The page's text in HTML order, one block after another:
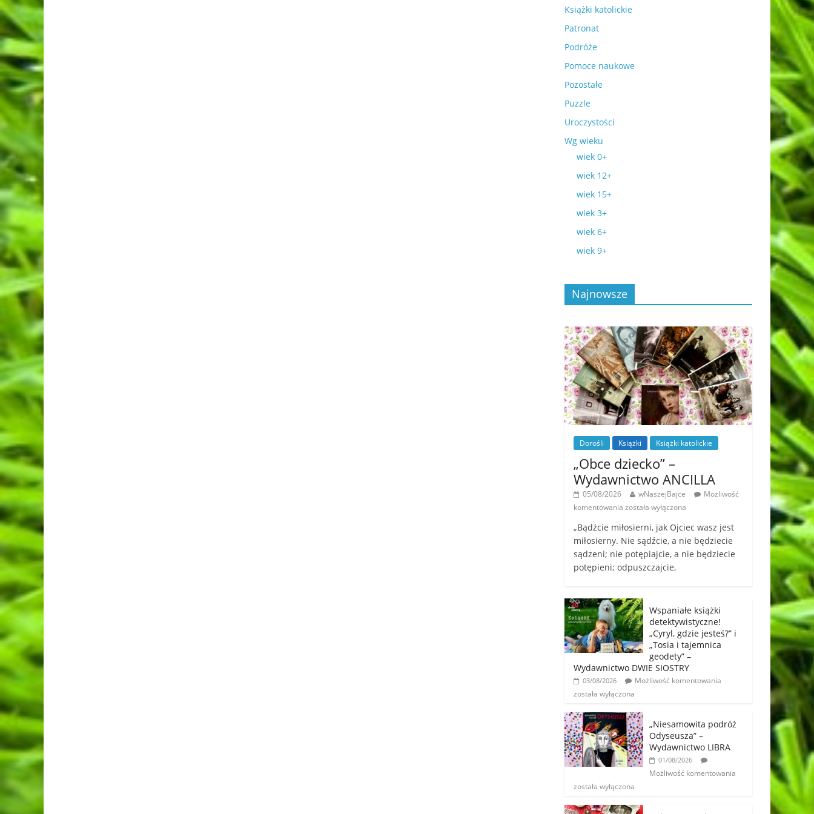
Książki katolickie
Patronat
Podróże
Pomoce naukowe
Pozostałe
Puzzle
Uroczystości
Wg wieku
wiek 0+
wiek 12+
wiek 15+
wiek 3+
wiek 6+
wiek 9+
Najnowsze
Dorośli Książki Książki katolickie
„Obce dziecko” –
Wydawnictwo ANCILLA
05/08/2026 wNaszejBajce
Możliwość
komentowania została wyłączona
„Bądźcie miłosierni, jak Ojciec wasz jest
miłosierny. Nie sądźcie, a nie będziecie
sądzeni; nie potępiajcie, a nie będziecie
potępieni; odpuszczajcie,
Wspaniałe książki
detektywistyczne!
„Cyryl, gdzie jesteś?” i
„Tosia i tajemnica
geodety” –
Wydawnictwo DWIE SIOSTRY
03/08/2026
Możliwość komentowania
została wyłączona
„Niesamowita podróż
Odyseusza” –
Wydawnictwo LIBRA
01/08/2026
Możliwość komentowania
została wyłączona